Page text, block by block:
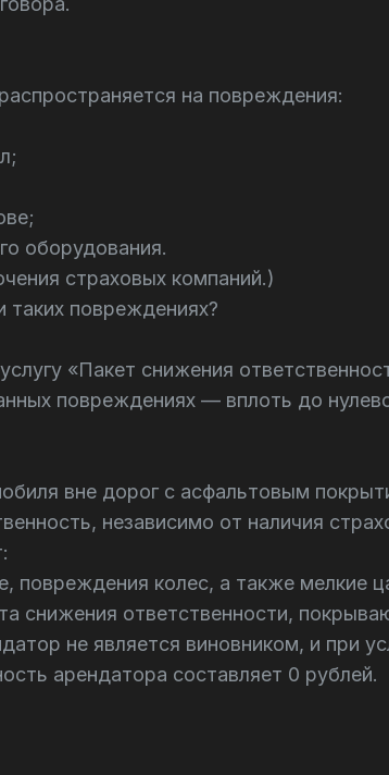
на повреждения:
оборудования.
страховых компаний.)
таких повреждениях?
«Пакет снижения
повреждениях — вплоть до
вне дорог с асфальтовым
независимо от наличия
повреждения колес, а также мелкие
снижения ответственности,
не является виновником, и при
арендатора составляет 0 рублей.